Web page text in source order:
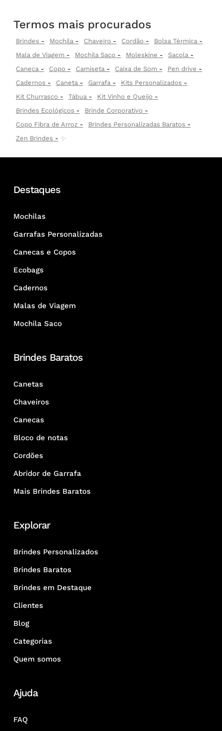
Termos mais procurados
Brindes Mochila Chaveiro Cordão
Bolsa Térmica
Mala de Viagem
Mochila Saco Moleskine
Sacola
Caneca
Copo Camiseta Caixa de Som
Pen drive
Cadernos
Caneta Garrafa
Kits Personalizados
Kit Churrasco
Tábua
Kit Vinho e Queijo
Brindes Ecológicos
Brinde Corporativo
Copo Fibra de Arroz
Brindes Personalizadas Baratos
Zen Brindes
✨
Destaques
Mochilas
Garrafas Personalizadas
Canecas e Copos
Ecobags
Cadernos
Malas de Viagem
Mochila Saco
Brindes Baratos
Canetas
Chaveiros
Canecas
Bloco de notas
Cordões
Abridor de Garrafa
Mais Brindes Baratos
Explorar
Brindes Personalizados
Brindes Baratos
Brindes em Destaque
Clientes
Blog
Categorias
Quem somos
Ajuda
FAQ